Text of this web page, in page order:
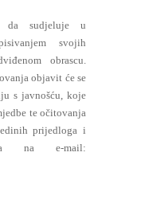
da sudjeluje u
svojih
obrascu.
objavit će se
s javnošću, koje
te očitovanja
prijedloga i
na e-mail: